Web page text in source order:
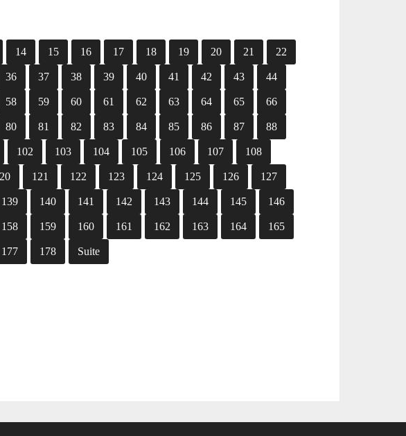
14 15 16 17 18 19 20 21 22
36 37 38 39 40 41 42 43 44
58 59 60 61 62 63 64 65 66
80 81 82 83 84 85 86 87 88
102 103 104 105 106 107 108
121 122 123 124 125 126 127
139 140 141 142 143 144 145 146
158 159 160 161 162 163 164 165
177 178 Suite